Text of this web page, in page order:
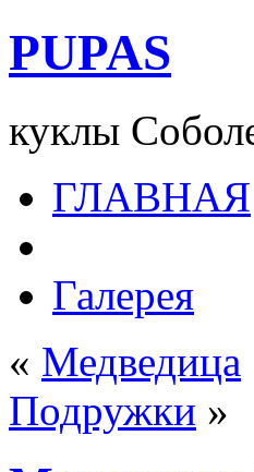
PUPAS
куклы
ГЛАВНАЯ
Галерея
« Медведица
Подружки »